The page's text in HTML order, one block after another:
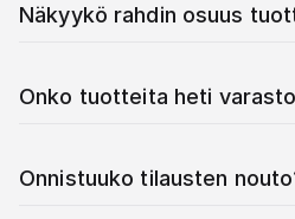
Näkyykö rahdin osuus
Onko tuotteita heti
Onnistuuko tilausten